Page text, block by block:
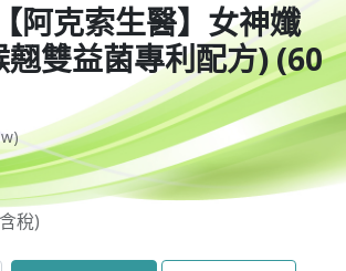
阿克索生醫】女神孅
翹雙益菌專利配方) (60
稅)